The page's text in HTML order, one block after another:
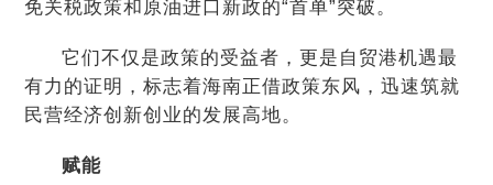
免关税政策和原油进口新政的“首单”突破。
它们不仅是政策的受益者，更是自贸港机遇最
有力的证明，标志着海南正借政策东风，迅速筑就
民营经济创新创业的发展高地。
赋能